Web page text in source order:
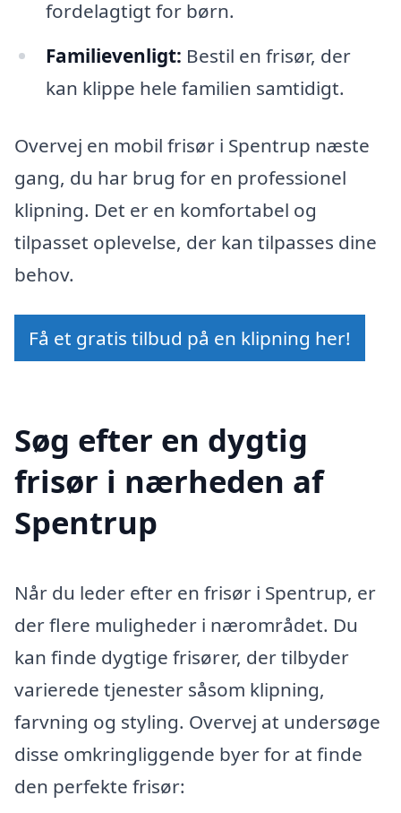
fordelagtigt for børn.
Familievenligt: Bestil en frisør, der
kan klippe hele familien samtidigt.
Overvej en mobil frisør i Spentrup næste
gang, du har brug for en professionel
klipning. Det er en komfortabel og
tilpasset oplevelse, der kan tilpasses dine
behov.
Få et gratis tilbud på en klipning her!
Søg efter en dygtig
frisør i nærheden af
Spentrup
Når du leder efter en frisør i Spentrup, er
der flere muligheder i nærområdet. Du
kan finde dygtige frisører, der tilbyder
varierede tjenester såsom klipning,
farvning og styling. Overvej at undersøge
disse omkringliggende byer for at finde
den perfekte frisør: